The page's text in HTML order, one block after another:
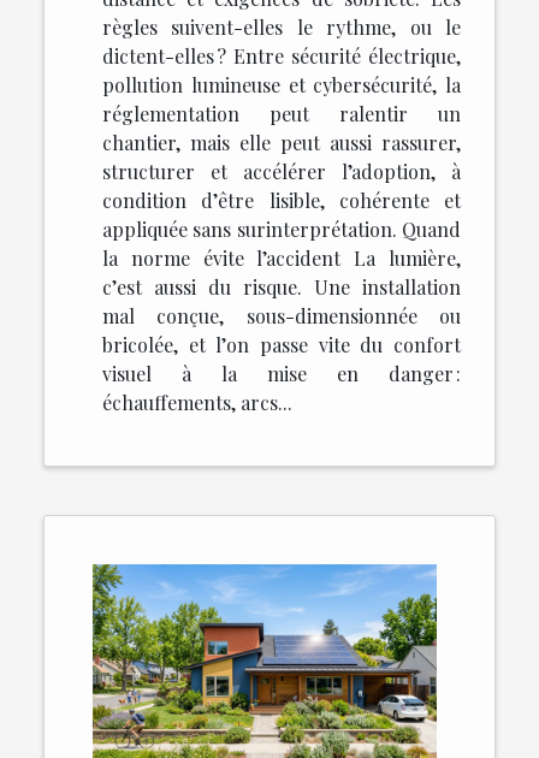
règles suivent-elles le rythme, ou le
dictent-elles ? Entre sécurité électrique,
pollution lumineuse et cybersécurité, la
réglementation peut ralentir un
chantier, mais elle peut aussi rassurer,
structurer et accélérer l’adoption, à
condition d’être lisible, cohérente et
appliquée sans surinterprétation. Quand
la norme évite l’accident La lumière,
c’est aussi du risque. Une installation
mal conçue, sous-dimensionnée ou
bricolée, et l’on passe vite du confort
visuel à la mise en danger :
échauffements, arcs...